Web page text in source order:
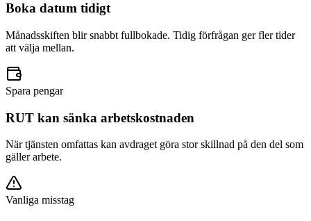
Boka datum tidigt
Månadsskiften blir snabbt fullbokade. Tidig förfrågan ger fler tider
att välja mellan.
Spara pengar
RUT kan sänka arbetskostnaden
När tjänsten omfattas kan avdraget göra stor skillnad på den del som
gäller arbete.
Vanliga misstag